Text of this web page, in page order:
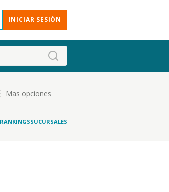
INICIAR SESIÓN
Mas opciones
RANKINGSSUCURSALES